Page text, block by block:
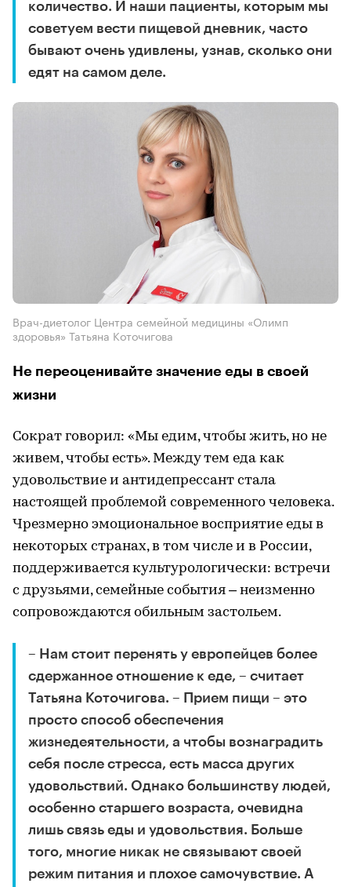
количество. И наши пациенты, которым мы
советуем вести пищевой дневник, часто
бывают очень удивлены, узнав, сколько они
едят на самом деле.
Врач-диетолог Центра семейной медицины «Олимп
здоровья» Татьяна Коточигова
Не переоценивайте значение еды в своей
жизни
Сократ говорил: «Мы едим, чтобы жить, но не
живем, чтобы есть». Между тем еда как
удовольствие и антидепрессант стала
настоящей проблемой современного человека.
Чрезмерно эмоциональное восприятие еды в
некоторых странах, в том числе и в России,
поддерживается культурологически: встречи
с друзьями, семейные события – неизменно
сопровождаются обильным застольем.
– Нам стоит перенять у европейцев более
сдержанное отношение к еде, – считает
Татьяна Коточигова. – Прием пищи – это
просто способ обеспечения
жизнедеятельности, а чтобы вознаградить
себя после стресса, есть масса других
удовольствий. Однако большинству людей,
особенно старшего возраста, очевидна
лишь связь еды и удовольствия. Больше
того, многие никак не связывают своей
режим питания и плохое самочувствие. А